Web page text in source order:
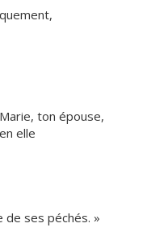
ton épouse,
elle
de ses péchés. »